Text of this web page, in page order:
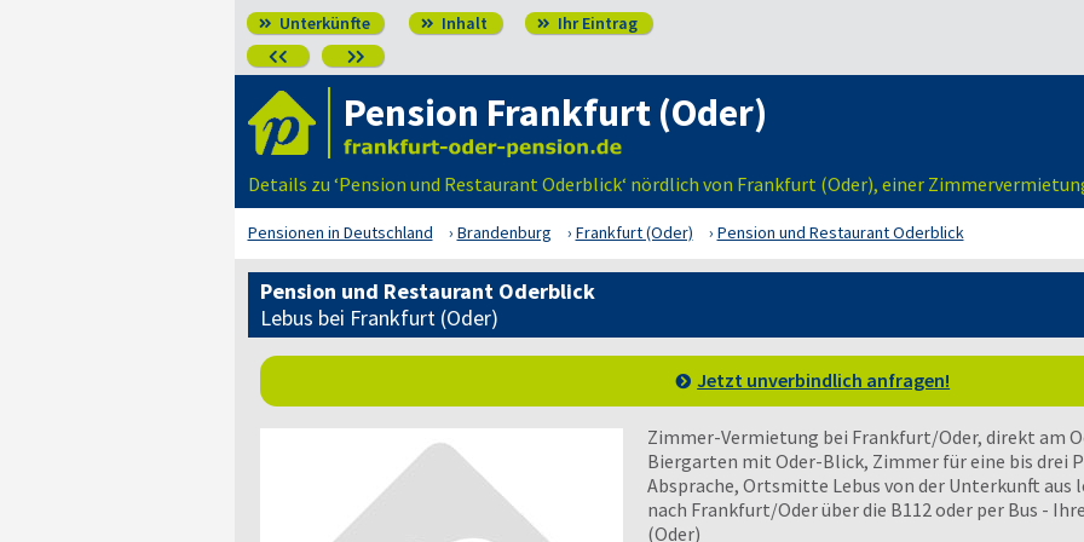
 Unterkünfte  Inhalt  Ihr Eintrag
 
Pension Frankfurt (Oder)
Details zu ‘Pension und Restaurant Oderblick‘ nördlich von Frankfurt (Oder), einer
Pensionen in Deutschland Brandenburg Frankfurt (Oder) Pension und Restaurant Oderblick
Pension und Restaurant Oderblick
Lebus bei Frankfurt (Oder)
Jetzt unverbindlich anfragen!
Zimmer-Vermietung bei Frankfurt/Oder, direkt am
Biergarten mit Oder-Blick, Zimmer für eine bis drei
Absprache, Ortsmitte Lebus von der Unterkunft aus
nach Frankfurt/Oder über die B112 oder per Bus -
(Oder)